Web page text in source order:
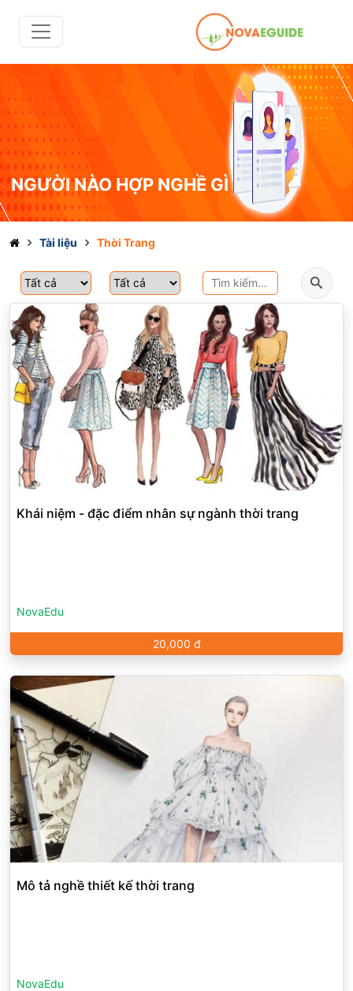
NGƯỜI NÀO HỢP NGHỀ GÌ
Tài liệu Thời Trang
Khái niệm - đặc điểm nhân sự ngành thời trang
NovaEdu
20,000 đ
Mô tả nghề thiết kế thời trang
NovaEdu